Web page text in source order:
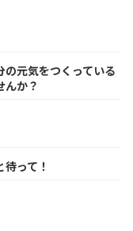
の元気をつくっている
んか？
って！